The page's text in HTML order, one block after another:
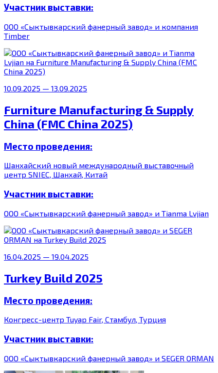
Участник выставки:
ООО «Сыктывкарский фанерный завод» и компания
Timber
10.09.2025 — 13.09.2025
Furniture Manufacturing & Supply
China (FMC China 2025)
Место проведения:
Шанхайский новый международный выставочный
центр SNIEC, Шанхай, Китай
Участник выставки:
ООО «Сыктывкарский фанерный завод» и Tianma Lvjian
16.04.2025 — 19.04.2025
Turkey Build 2025
Место проведения:
Конгресс-центр Tuyap Fair, Стамбул, Турция
Участник выставки:
ООО «Сыктывкарский фанерный завод» и SEGER ORMAN